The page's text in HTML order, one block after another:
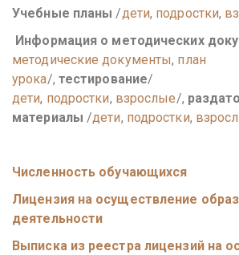
Учебные планы/дети, подростки,
Информация о методических
методические документы, план
урока/, тестирование/
дети, подростки, взрослые/,
материалы /дети, подростки,
Численность обучающихся
Лицензия на осуществление
деятельности
Выписка из реестра лицензий на